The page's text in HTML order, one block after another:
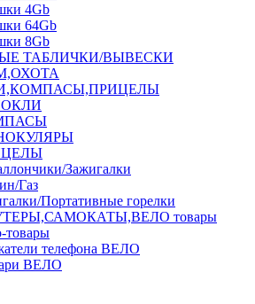
4Gb
64Gb
8Gb
ТАБЛИЧКИ/ВЫВЕСКИ
Зажигалки
Газ
Портативные горелки
товары
товары
телефона ВЕЛО
ВЕЛО